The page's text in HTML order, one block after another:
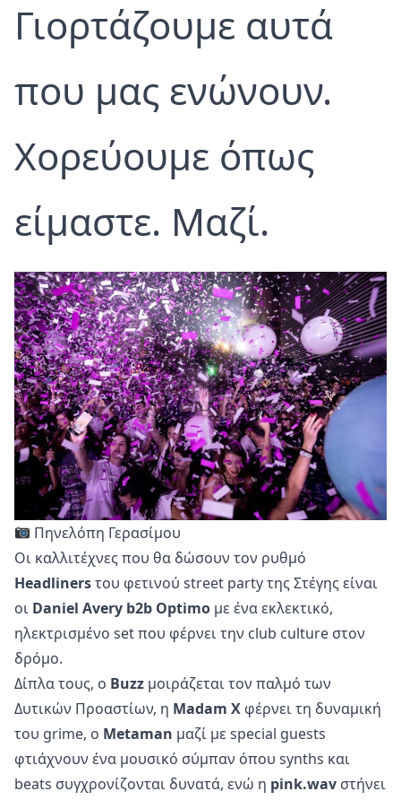
Γιορτάζουμε αυτά
που μας ενώνουν.
Χορεύουμε όπως
είμαστε. Μαζί.
Πηνελόπη Γερασίμου
Οι καλλιτέχνες που θα δώσουν τον ρυθμό
Headlinersτου φετινού street party της Στέγης είναι
οι Daniel Avery b2b Optimo με ένα εκλεκτικό,
ηλεκτρισμένο set που φέρνει την club culture στον
δρόμο.
Δίπλα τους, ο Buzz μοιράζεται τον παλμό των
Δυτικών Προαστίων, η Madam X φέρνει τη δυναμική
του grime, ο Metaman μαζί με special guests
φτιάχνουν ένα μουσικό σύμπαν όπου synths και
beats συγχρονίζονται δυνατά, ενώ η pink.wav στήνει